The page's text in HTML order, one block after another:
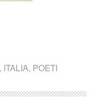
ITALIA, POETI